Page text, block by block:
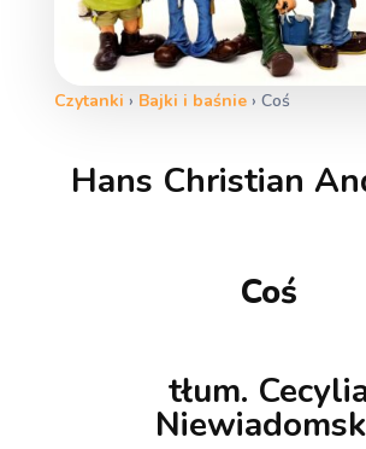
Czytanki › Bajki i baśnie› Coś
Hans Christian
Coś
tłum.